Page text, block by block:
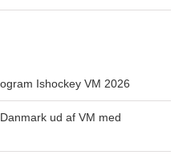
Ishockey VM 2026
ud af VM med